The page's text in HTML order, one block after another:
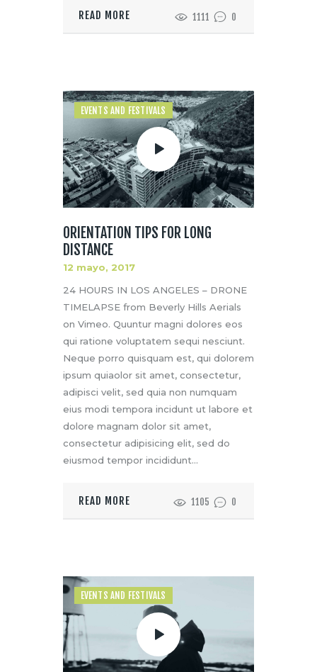
READ MORE 1111 0
EVENTS AND FESTIVALS
ORIENTATION TIPS FOR LONG
DISTANCE
12 mayo, 2017
24 HOURS IN LOS ANGELES – DRONE
TIMELAPSE from Beverly Hills Aerials
on Vimeo. Quuntur magni dolores eos
qui ratione voluptatem sequi nesciunt.
Neque porro quisquam est, qui dolorem
ipsum quiaolor sit amet, consectetur,
adipisci velit, sed quia non numquam
eius modi tempora incidunt ut labore et
dolore magnam dolor sit amet,
consectetur adipisicing elit, sed do
eiusmod tempor incididunt…
READ MORE 1105 0
EVENTS AND FESTIVALS